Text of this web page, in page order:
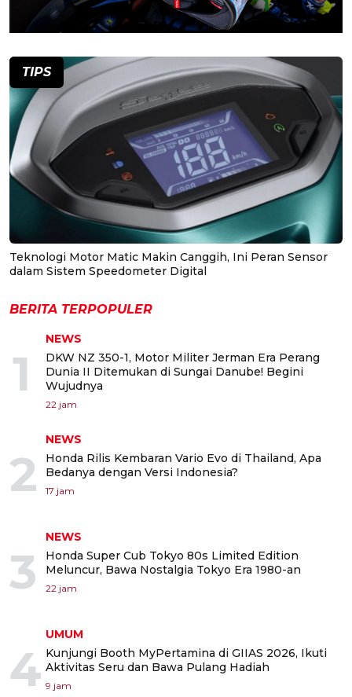
TIPS
Teknologi Motor Matic Makin Canggih, Ini Peran Sensor
dalam Sistem Speedometer Digital
BERITA TERPOPULER
1
NEWS
DKW NZ 350-1, Motor Militer Jerman Era Perang
Dunia II Ditemukan di Sungai Danube! Begini
Wujudnya
22 jam
2
NEWS
Honda Rilis Kembaran Vario Evo di Thailand, Apa
Bedanya dengan Versi Indonesia?
17 jam
3
NEWS
Honda Super Cub Tokyo 80s Limited Edition
Meluncur, Bawa Nostalgia Tokyo Era 1980-an
22 jam
4
UMUM
Kunjungi Booth MyPertamina di GIIAS 2026, Ikuti
Aktivitas Seru dan Bawa Pulang Hadiah
9 jam